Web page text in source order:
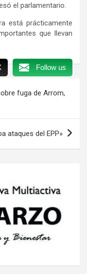
el parlamentario.
está prácticamente
que llevan
Follow us
fuga de Arrom,
ataques del EPP»